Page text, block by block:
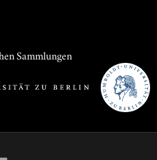
Sammlungen